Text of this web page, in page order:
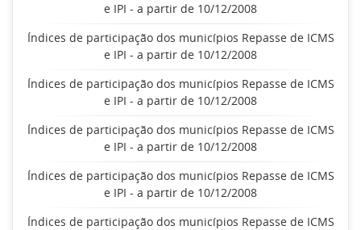
e IPI - a partir de 10/12/2008
Índices de participação dos municípios Repasse de ICMS
e IPI - a partir de 10/12/2008
Índices de participação dos municípios Repasse de ICMS
e IPI - a partir de 10/12/2008
Índices de participação dos municípios Repasse de ICMS
e IPI - a partir de 10/12/2008
Índices de participação dos municípios Repasse de ICMS
e IPI - a partir de 10/12/2008
Índices de participação dos municípios Repasse de ICMS